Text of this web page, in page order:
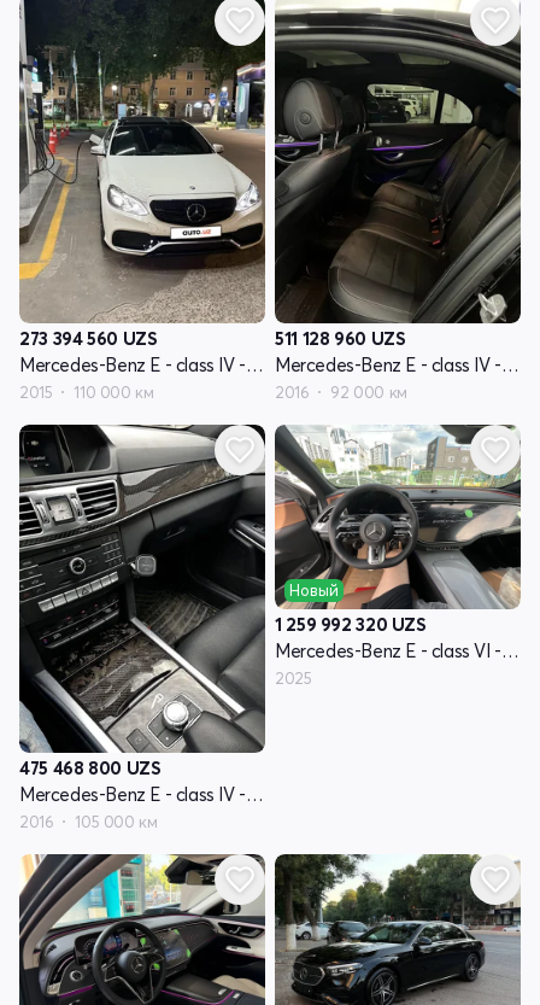
273 394 560 UZS
Mercedes-Benz E - class IV - поколение W212 рестайлинг
2015 110 000 км
511 128 960 UZS
Mercedes-Benz E - class IV - поколение W212 рестайлинг
2016 92 000 км
475 468 800 UZS
Mercedes-Benz E - class IV - поколение W212 рестайлинг
2016 105 000 км
Новый
1 259 992 320 UZS
Mercedes-Benz E - class VI - поколение (W214, S214)
2025